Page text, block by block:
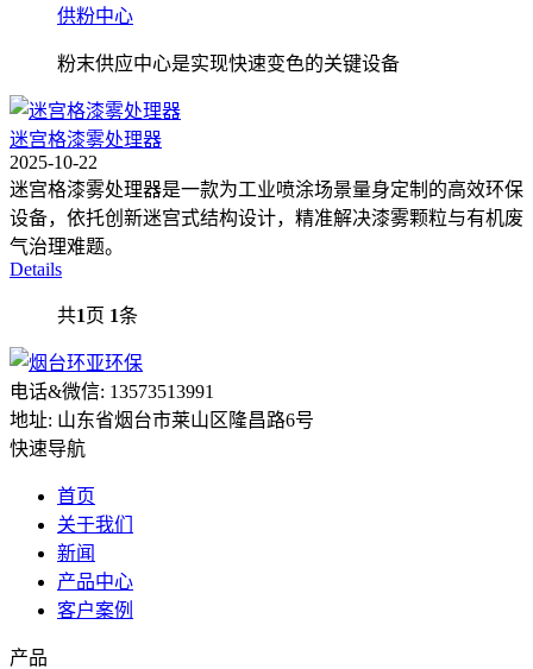
供粉中心
粉末供应中心是实现快速变色的关键设备
迷宫格漆雾处理器
2025-10-22
迷宫格漆雾处理器是一款为工业喷涂场景量身定制的高效环保
设备，依托创新迷宫式结构设计，精准解决漆雾颗粒与有机废
气治理难题。
Details
共1页 1条
电话&微信: 13573513991
地址: 山东省烟台市莱山区隆昌路6号
快速导航
首页
关于我们
新闻
产品中心
客户案例
产品